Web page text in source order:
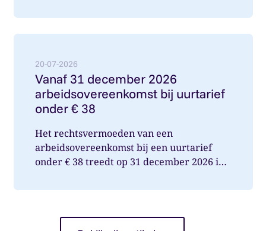
20-07-2026
Vanaf 31 december 2026
arbeidsovereenkomst bij uurtarief
onder € 38
Het rechtsvermoeden van een
arbeidsovereenkomst bij een uurtarief
onder € 38 treedt op 31 december 2026 in